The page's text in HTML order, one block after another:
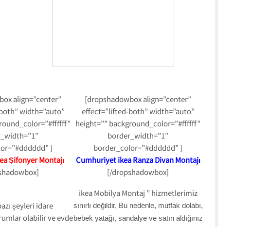
align=”center”
width=”auto”
]
Şifonyer Montajı
[dropshadowbox align=”center”
effect=”lifted-both” width=”auto”
height=”” background_color=”#ffffff”
border_width=”1″
border_color=”#dddddd” ]
Cumhuriyet ikea Ranza Divan Montajı
[/dropshadowbox]
şeyleri idare
olabilir ve evde
ikea Mobilya Montaj ” hizmetlerimiz
sınırlı değildir, Bu nedenle, mutfak dolabı,
bebek yatağı, sandalye ve satın aldığınız